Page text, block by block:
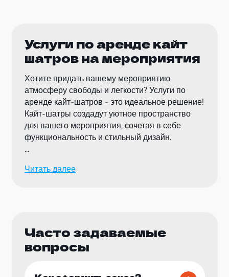
Услуги по аренде кайт
шатров на мероприятия
Хотите придать вашему мероприятию
атмосферу свободы и легкости? Услуги по
аренде кайт-шатров - это идеальное решение!
Кайт-шатры создадут уютное пространство
для вашего мероприятия, сочетая в себе
функциональность и стильный дизайн.
для самых разнообразных мероприятий:
прохладный бриз, создавая комфортное
пространство для гостей.
Читать далее
Часто задаваемые
вопросы